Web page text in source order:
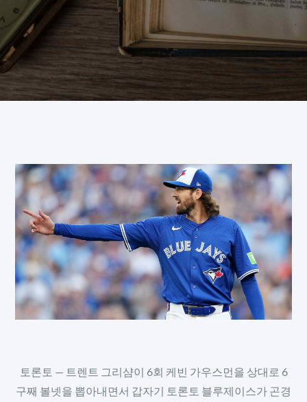
토론토 — 트렌트 그리샴이 6회 케빈 가우스먼을 상대로 6
구째 볼넷을 뽑아내면서 갑자기 토론토 블루제이스가 곤경